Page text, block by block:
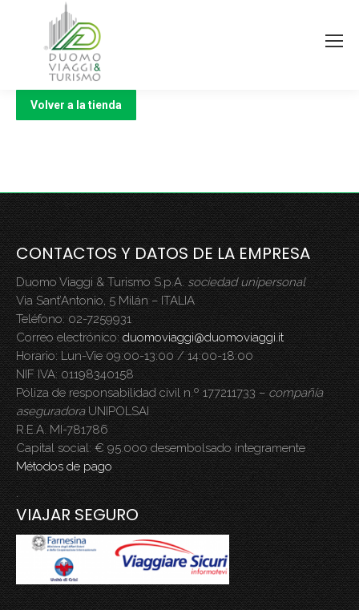
Volver a la tienda
CONTACTOS Y DATOS DE LA EMPRESA
Duomo Viaggi & Turismo S.p.A.sociedad unipersonal
Via Sant’Antonio, 5 Milán – ITALIA
Teléfono: 02-7259931
Correo electrónico:duomoviaggi@duomoviaggi.it
Horario: Lun-Vie 09:00-13:00 / 14:00-18:00
NIF IVA: 01198340158
Póliza de responsabilidad civil n.º 177211733 –compañía
aseguradoraUNIPOLSAI
R.E.A. MI-781786
Capital social: € 95.000 desembolsado íntegramente
Métodos de pago
.
VIAJAR SEGURO